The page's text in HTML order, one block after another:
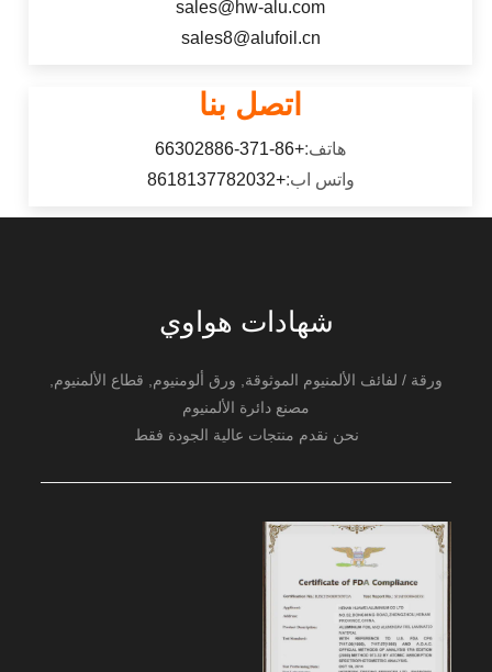
sales@hw-alu.com
sales8@alufoil.cn
اتصل بنا
هاتف:+86-371-66302886
واتس اب:+8618137782032
شهادات هواوي
ورقة / لفائف الألمنيوم الموثوقة, ورق ألومنيوم, قطاع الألمنيوم,
مصنع دائرة الألمنيوم
نحن نقدم منتجات عالية الجودة فقط